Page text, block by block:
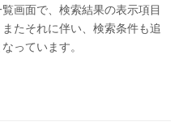
画面で、検索結果の表示項目
たそれに伴い、検索条件も追
っています。